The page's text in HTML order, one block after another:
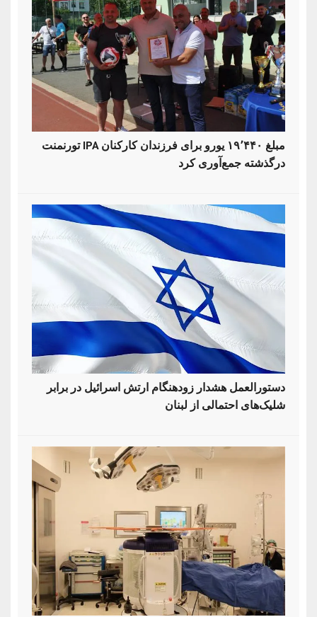
تورنمنت IPA مبلغ ۱۹٬۴۴۰ یورو برای فرزندان کارکنان
درگذشته جمع‌آوری کرد
دستورالعمل هشدار زودهنگام ارتش اسرائیل در برابر
شلیک‌های احتمالی از لبنان